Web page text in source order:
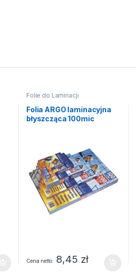
Folie do Laminacji
Folia ARGO laminacyjna
błyszcząca 100mic
Cena netto 8,45 zł